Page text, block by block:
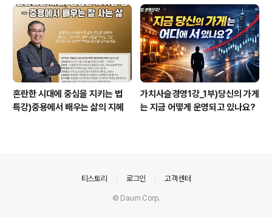
혼란한 시대에 중심을 지키는 법
특강)중용에서 배우는 삶의 지혜
가치사슬경영1강_1부)당신의 가게
는 지금 어떻게 운영되고 있나요?
티스토리 로그인 고객센터
© Daum Corp.